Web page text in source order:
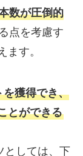
数が圧倒的
点を考慮す
ます。
を獲得でき、
とができる
としては、下